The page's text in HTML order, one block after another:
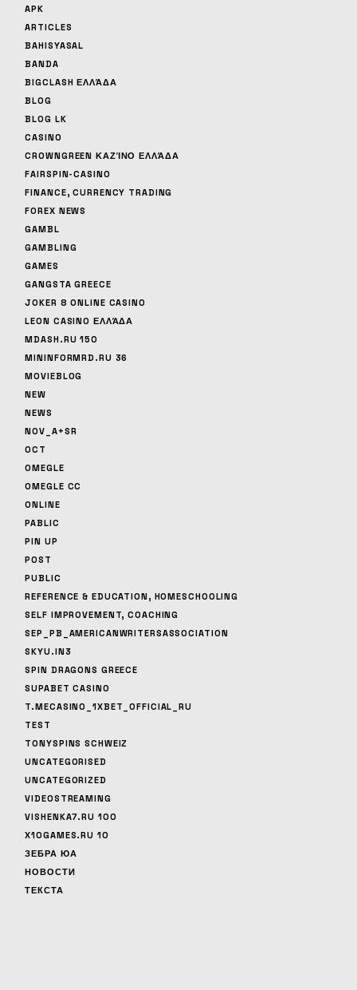
APK
ARTICLES
BAHISYASAL
BANDA
BIGCLASH ΕΛΛΆΔΑ
BLOG
BLOG LK
CASINO
CROWNGREEN ΚΑΖΊΝΟ ΕΛΛΆΔΑ
FAIRSPIN-CASINO
FINANCE, CURRENCY TRADING
FOREX NEWS
GAMBL
GAMBLING
GAMES
GANGSTA GREECE
JOKER 8 ONLINE CASINO
LEON CASINO ΕΛΛΆΔΑ
MDASH.RU 150
MININFORMRD.RU 36
MOVIEBLOG
NEW
NEWS
NOV_A+SR
OCT
OMEGLE
OMEGLE CC
ONLINE
PABLIC
PIN UP
POST
PUBLIC
REFERENCE & EDUCATION, HOMESCHOOLING
SELF IMPROVEMENT, COACHING
SEP_PB_AMERICANWRITERSASSOCIATION
SKYU.IN3
SPIN DRAGONS GREECE
SUPABET CASINO
T.MECASINO_1XBET_OFFICIAL_RU
TEST
TONYSPINS SCHWEIZ
UNCATEGORISED
UNCATEGORIZED
VIDEOSTREAMING
VISHENKA7.RU 100
X10GAMES.RU 10
ЗЕБРА ЮА
НОВОСТИ
ТЕКСТА